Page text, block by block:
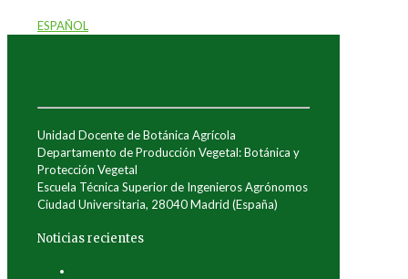
ESPAÑOL
Unidad Docente de Botánica Agrícola
Departamento de Producción Vegetal: Botánica y
Protección Vegetal
Escuela Técnica Superior de Ingenieros Agrónomos
Ciudad Universitaria, 28040 Madrid (España)
Noticias recientes